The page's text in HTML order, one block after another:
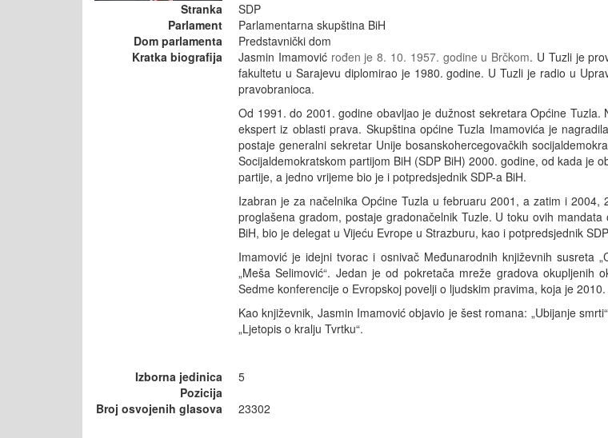
Stranka
SDP
Parlament
Parlamentarna skupština BiH
Dom parlamenta
Predstavnički dom
Kratka biografija
Jasmin Imamović rođen je 8. 10. 1957. godine u Brčkom. U Tuzli je
fakultetu u Sarajevu diplomirao je 1980. godine. U Tuzli je radio u
pravobranioca.
Od 1991. do 2001. godine obavljao je dužnost sekretara Općine
ekspert iz oblasti prava. Skupština općine Tuzla Imamovića je
postaje generalni sekretar Unije bosanskohercegovačkih
Socijaldemokratskom partijom BiH (SDP BiH) 2000. godine, od kada je
partije, a jedno vrijeme bio je i potpredsjednik SDP-a BiH.
Izabran je za načelnika Općine Tuzla u februaru 2001, a zatim i
proglašena gradom, postaje gradonačelnik Tuzle. U toku ovih
BiH, bio je delegat u Vijeću Evrope u Strazburu, kao i potpredsjednik
Imamović je idejni tvorac i osnivač Međunarodnih književnih susreta
„Meša Selimović“. Jedan je od pokretača mreže gradova
Sedme konferencije o Evropskoj povelji o ljudskim pravima, koja je
Kao književnik, Jasmin Imamović objavio je šest romana: „Ubijanje
„Ljetopis o kralju Tvrtku“.
Izborna jedinica
5
Pozicija
Broj osvojenih glasova
23302